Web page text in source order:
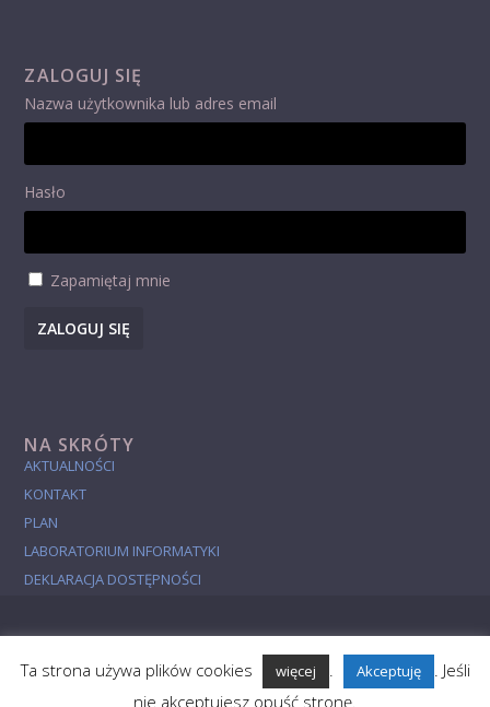
ZALOGUJ SIĘ
Nazwa użytkownika lub adres email
Hasło
Zapamiętaj mnie
ZALOGUJ SIĘ
NA SKRÓTY
AKTUALNOŚCI
KONTAKT
PLAN
LABORATORIUM INFORMATYKI
DEKLARACJA DOSTĘPNOŚCI
Aktualności Studia Badania Popularyzacja
O Wydziale
Ta strona używa plików cookies więcej Akceptuję
. Jeśli
nie akceptujesz opuść stronę.